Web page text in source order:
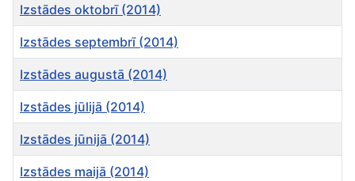
Izstādes oktobrī (2014)
Izstādes septembrī (2014)
Izstādes augustā (2014)
Izstādes jūlijā (2014)
Izstādes jūnijā (2014)
Izstādes maijā (2014)